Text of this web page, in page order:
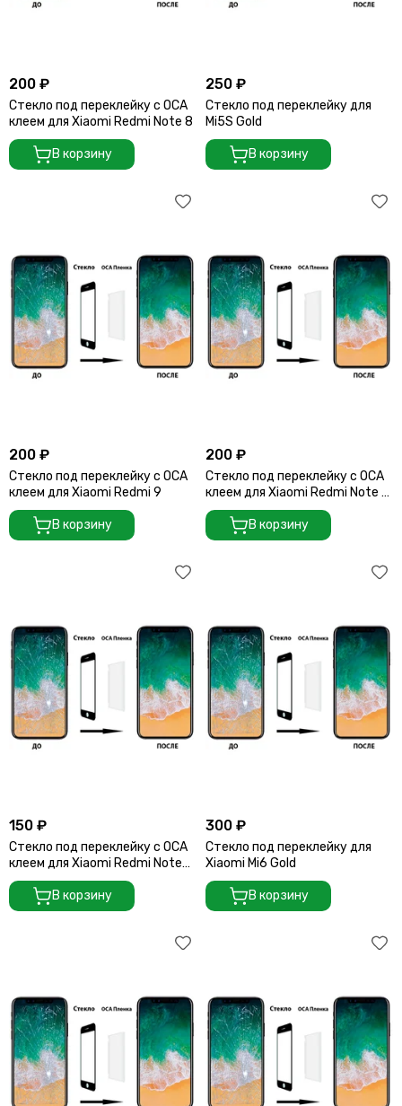
200 ₽
Стекло под переклейку с OCA
клеем для Xiaomi Redmi Note 8
В корзину
250 ₽
Стекло под переклейку для
Mi5S Gold
В корзину
200 ₽
Стекло под переклейку с OCA
клеем для Xiaomi Redmi 9
В корзину
200 ₽
Стекло под переклейку с OCA
клеем для Xiaomi Redmi Note 8
Pro
В корзину
150 ₽
Стекло под переклейку с OCA
клеем для Xiaomi Redmi Note
10 Pro
В корзину
300 ₽
Стекло под переклейку для
Xiaomi Mi6 Gold
В корзину